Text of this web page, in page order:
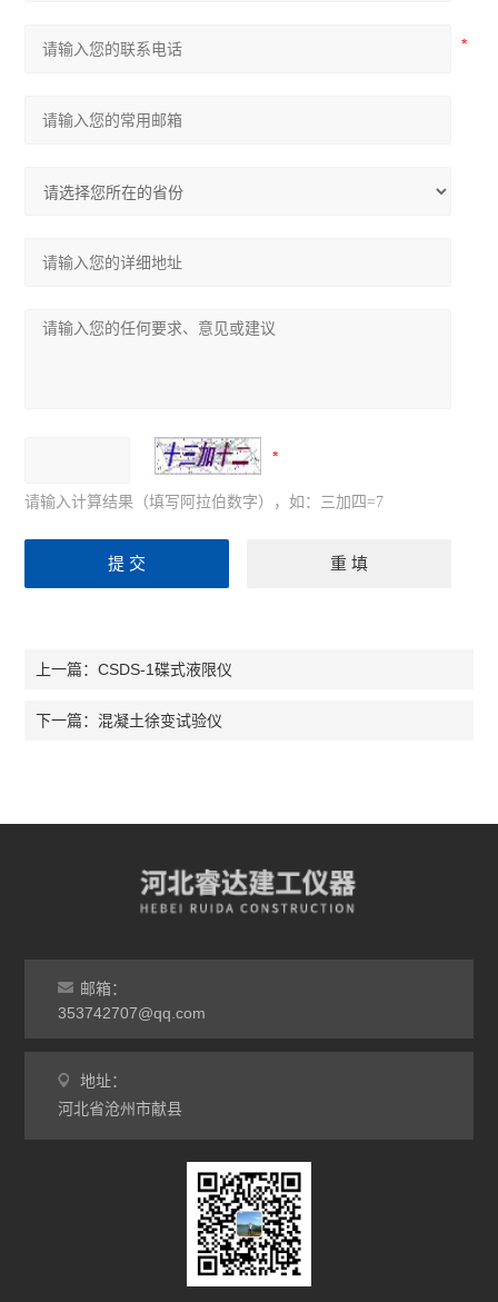
请输入计算结果（填写阿拉伯数字），如：三加四=7
上一篇：CSDS-1碟式液限仪
下一篇： 混凝土徐变试验仪
邮箱：
353742707@qq.com
地址：
河北省沧州市献县